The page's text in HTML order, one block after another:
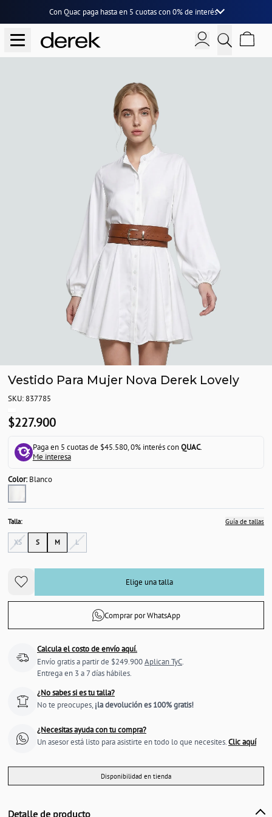
Con Quac paga hasta en 5 cuotascon0% de interés
Vestido Para Mujer Nova Derek Lovely
SKU: 837785
$227.900
Paga en 5 cuotas de $45.580, 0% interés conQUAC.
Me interesa
Color:Blanco
Talla: Guía de tallas
XS S M L
Elige una talla
Comprar por WhatsApp
Calcula el costo de envío aquí.
Envío gratis a partir de $249.900Aplican TyC.
Entrega en 3 a 7 días hábiles.
¿No sabes si es tu talla?
No te preocupes, ¡la devolución es 100% gratis!
¿Necesitas ayuda con tu compra?
Un asesor está listo para asistirte en todo lo que necesites.Clic aquí
Disponibilidad en tienda
Detalle de producto